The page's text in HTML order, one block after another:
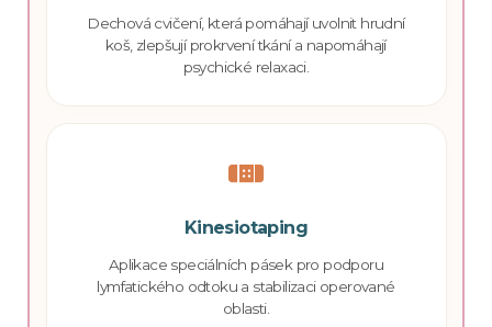
Dechová cvičení, která pomáhají uvolnit hrudní
koš, zlepšují prokrvení tkání a napomáhají
psychické relaxaci.
Kinesiotaping
Aplikace speciálních pásek pro podporu
lymfatického odtoku a stabilizaci operované
oblasti.